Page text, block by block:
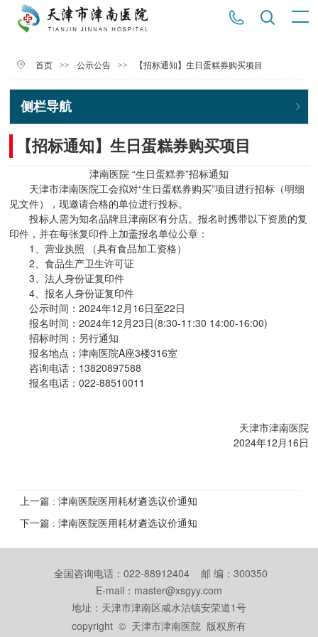
首页 >> 公示公告 >> 【招标通知】生日蛋糕券购买项目
侧栏导航
【招标通知】生日蛋糕券购买项目
津南医院 “生日蛋糕券”招标通知
天津市津南医院工会拟对“生日蛋糕券购买”项目进行招标（明细
见文件），现邀请合格的单位进行投标。
投标人需为知名品牌且津南区有分店。报名时携带以下资质的复
印件，并在每张复印件上加盖报名单位公章：
1、营业执照 （具有食品加工资格）
2、食品生产卫生许可证
3、法人身份证复印件
4、报名人身份证复印件
公示时间：2024年12月16日至22日
报名时间：2024年12月23日(8:30-11:30 14:00-16:00)
招标时间：另行通知
报名地点：津南医院A座3楼316室
咨询电话：13820897588
报名电话：022-88510011
天津市津南医院
2024年12月16日
上一篇 : 津南医院医用耗材遴选议价通知
下一篇 : 津南医院医用耗材遴选议价通知
全国咨询电话：022-88912404 邮 编：300350
E-mail：master@xsgyy.com
地址：天津市津南区咸水沽镇安荣道1号
copyright © 天津市津南医院 版权所有